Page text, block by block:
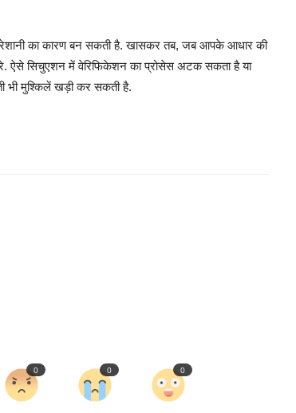
का कारण बन सकती है. खासकर तब, जब आपके आधार की
ऐसे सिचुएशन में वेरिफिकेशन का प्रोसेस अटक सकता है या
भी मुश्किलें खड़ी कर सकती है.
0 0 0